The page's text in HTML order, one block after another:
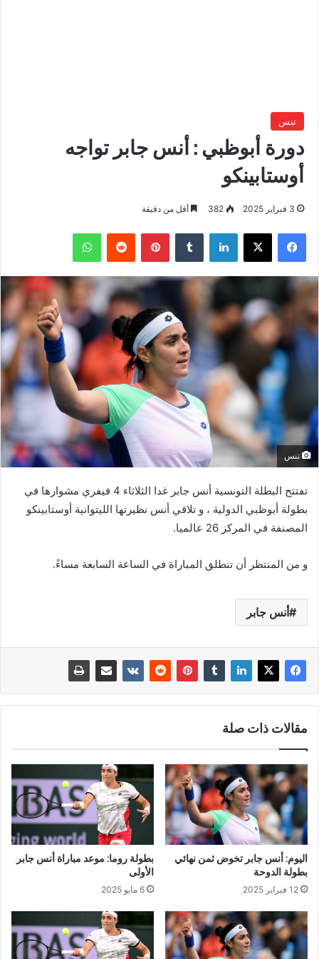
تنس
دورة أبوظبي : أنس جابر تواجه
أوستابينكو
3 فبراير 2025 382 أقل من دقيقة
فيسبوك ‫X لينكدإن بينتيريست واتساب
تنس
تفتتح البطلة التونسية أنس جابر غدا الثلاثاء 4 فيفري مشوارها في
بطولة أبوظبي الدولية ، و تلاقي أنس نظيرتها الليتوانية أوستابينكو
المصنفة في المركز 26 عالميا.
و من المنتظر أن تنطلق المباراة في الساعة السابعة مساءً.
أنس جابر
مقالات ذات صلة
اليوم: أنس جابر تخوض ثمن نهائي
بطولة الدوحة
12 فبراير 2025
بطولة روما: موعد مباراة أنس جابر
الأولى
6 مايو 2025